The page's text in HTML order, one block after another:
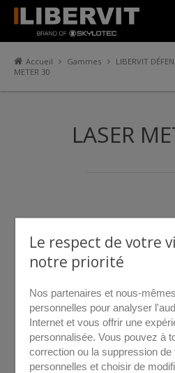
Accueil Gammes LIBERVIT
METER 30
LASER
Le respect de votre
notre priorité
Nos partenaires et nous-
personnelles pour analyser
Internet et vous offrir une
personnalisée. Vous pouvez à
correction ou la suppression de
personnelles et choisir de